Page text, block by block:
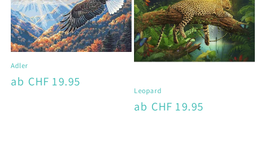
Adler
Normaler
ab CHF 19.95
Leopard
Normaler
ab CHF 19.95